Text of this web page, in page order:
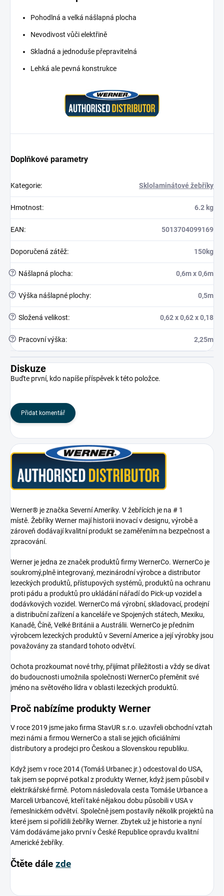
Pohodlná a velká nášlapná plocha
Nevodivost vůči elektřině
Skladná a jednoduše přepravitelná
Lehká ale pevná konstrukce
Doplňkové parametry
Kategorie: Sklolaminátové žebříky
Hmotnost: 6.2 kg
EAN: 5013704099169
Doporučená zátěž: 150kg
? Nášlapná plocha: 0,6m x 0,6m
? Výška nášlapné plochy: 0,5m
? Složená velikost: 0,62 x 0,62 x 0,18
? Pracovní výška: 2,25m
Diskuze
Buďte první, kdo napíše příspěvek k této položce.
Přidat komentář
Werner® je značka Severní Ameriky. V žebřících je na # 1
místě. Žebříky Werner mají historii inovací v designu, výrobě a
zároveň dodávají kvalitní produkt se zaměřením na bezpečnost a
zpracování.
Werner je jedna ze značek produktů firmy WernerCo. WernerCo je
soukromý,plně integrovaný, mezinárodní výrobce a distributor
lezeckých produktů, přístupových systémů, produktů na ochranu
proti pádu a produktů pro ukládání nářadí do Pick-up vozidel a
dodávkových vozidel. WernerCo má výrobní, skladovací, prodejní
a distribuční zařízení a kanceláře ve Spojených státech, Mexiku,
Kanadě, Číně, Velké Británii a Austrálii. WernerCo je předním
výrobcem lezeckých produktů v Severní Americe a její výrobky jsou
považovány za standard tohoto odvětví.
Ochota prozkoumat nové trhy, přijímat příležitosti a vždy se dívat
do budoucnosti umožnila společnosti WernerCo přeměnit své
jméno na světového lídra v oblasti lezeckých produktů.
Proč nabízíme produkty Werner
V roce 2019 jsme jako firma StavUR s.r.o. uzavřeli obchodní vztah
mezi námi a firmou WernerCo a stali se jejich oficiálními
distributory a prodejci pro Českou a Slovenskou republiku.
Když jsem v roce 2014 (Tomáš Urbanec jr.) odcestoval do USA,
tak jsem se poprvé potkal z produkty Werner, když jsem působil v
elektrikářské firmě. Potom následovala cesta Tomáše Urbance a
Marceli Urbancové, kteří také nějakou dobu působili v USA v
řemeslnickém odvětví. Společně jsem postavily několik projektů na
které jsem si pořídili žebříky Werner. Zbytek už je historie a nyní
Vám dodáváme jako první v České Republice opravdu kvalitní
Americké žebříky.
Čtěte dále zde